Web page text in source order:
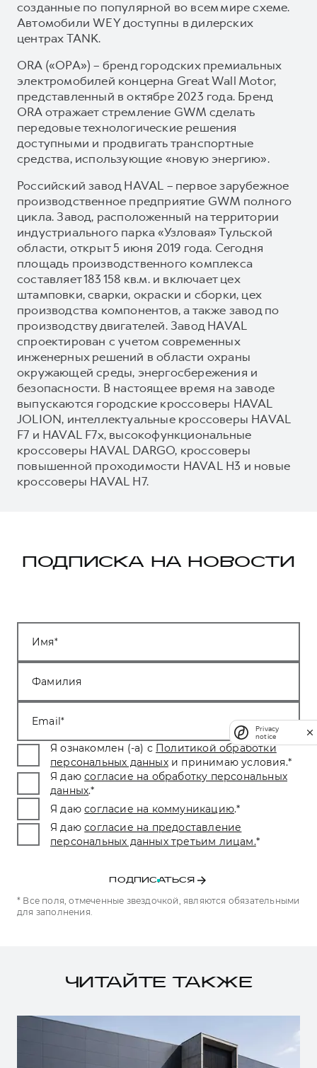
созданные по популярной во всем мире схеме.
Автомобили WEY доступны в дилерских
центрах TANK.
ORA («ОРА») – бренд городских премиальных
электромобилей концерна Great Wall Motor,
представленный в октябре 2023 года. Бренд
ORA отражает стремление GWM сделать
передовые технологические решения
доступными и продвигать транспортные
средства, использующие «новую энергию».
Российский завод HAVAL – первое зарубежное
производственное предприятие GWM полного
цикла. Завод, расположенный на территории
индустриального парка «Узловая» Тульской
области, открыт 5 июня 2019 года. Сегодня
площадь производственного комплекса
составляет 183 158 кв.м. и включает цех
штамповки, сварки, окраски и сборки, цех
производства компонентов, а также завод по
производству двигателей. Завод HAVAL
спроектирован с учетом современных
инженерных решений в области охраны
окружающей среды, энергосбережения и
безопасности. В настоящее время на заводе
выпускаются городские кроссоверы HAVAL
JOLION, интеллектуальные кроссоверы HAVAL
F7 и HAVAL F7x, высокофункциональные
кроссоверы HAVAL DARGO, кроссоверы
повышенной проходимости HAVAL H3 и новые
кроссоверы HAVAL H7.
ПОДПИСКА НА НОВОСТИ
Имя
Фамилия
Email
Я ознакомлен (-а) с Политикой обработки
персональных данных и принимаю условия.*
Я даю согласие на обработку персональных
данных.*
Я даю согласие на коммуникацию.*
Я даю согласие на предоставление
персональных данных третьим лицам.*
ПОДПИСАТЬСЯ
* Все поля, отмеченные звездочкой, являются обязательными
для заполнения.
ЧИТАЙТЕ ТАКЖЕ
Privacy
notice